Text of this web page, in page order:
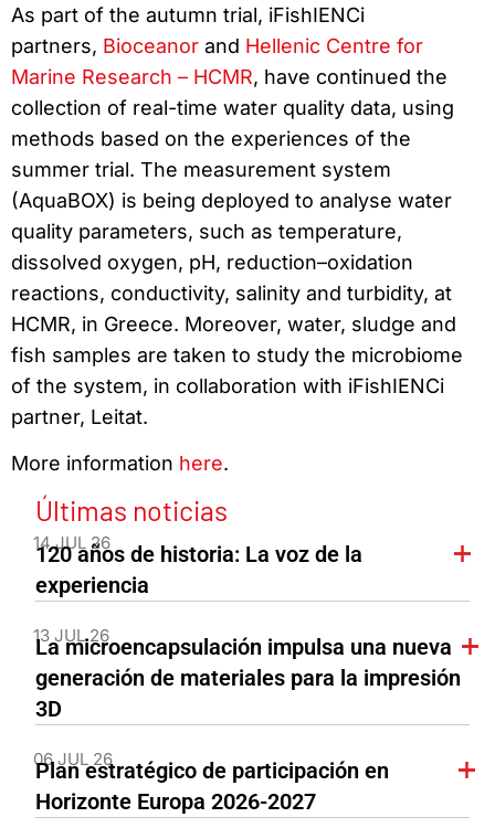
As part of the autumn trial, iFishIENCi
partners, Bioceanor and Hellenic Centre for
Marine Research – HCMR, have continued the
collection of real-time water quality data, using
methods based on the experiences of the
summer trial. The measurement system
(AquaBOX) is being deployed to analyse water
quality parameters, such as temperature,
dissolved oxygen, pH, reduction–oxidation
reactions, conductivity, salinity and turbidity, at
HCMR, in Greece. Moreover, water, sludge and
fish samples are taken to study the microbiome
of the system, in collaboration with iFishIENCi
partner, Leitat.
More information here.
Últimas noticias
14 JUL 26
120 años de historia: La voz de la
experiencia
13 JUL 26
La microencapsulación impulsa una nueva
generación de materiales para la impresión
3D
06 JUL 26
Plan estratégico de participación en
Horizonte Europa 2026-2027